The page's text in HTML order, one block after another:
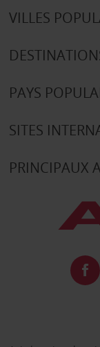
VILLES
PAYS
SITES
PRINCIPAUX